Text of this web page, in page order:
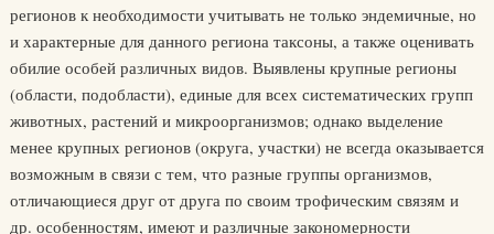
регионов к необходимости учитывать не только эндемичные, но
и характерные для данного региона таксоны, а также оценивать
обилие особей различных видов. Выявлены крупные регионы
(области, подобласти), единые для всех систематических групп
животных, растений и микроорганизмов; однако выделение
менее крупных регионов (округа, участки) не всегда оказывается
возможным в связи с тем, что разные группы организмов,
отличающиеся друг от друга по своим трофическим связям и
др. особенностям, имеют и различные закономерности